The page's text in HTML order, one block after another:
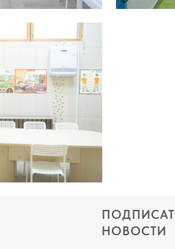
НОВОСТИ